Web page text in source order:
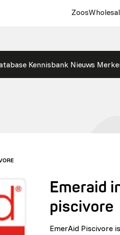
Zoos
Kennisbank Nieuws
Emeraid
piscivore
EmerAid Piscivore